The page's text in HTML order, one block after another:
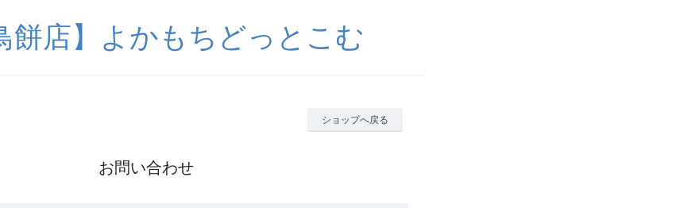
餅店】よかもちどっとこむ
ショップへ戻る
お問い合わせ